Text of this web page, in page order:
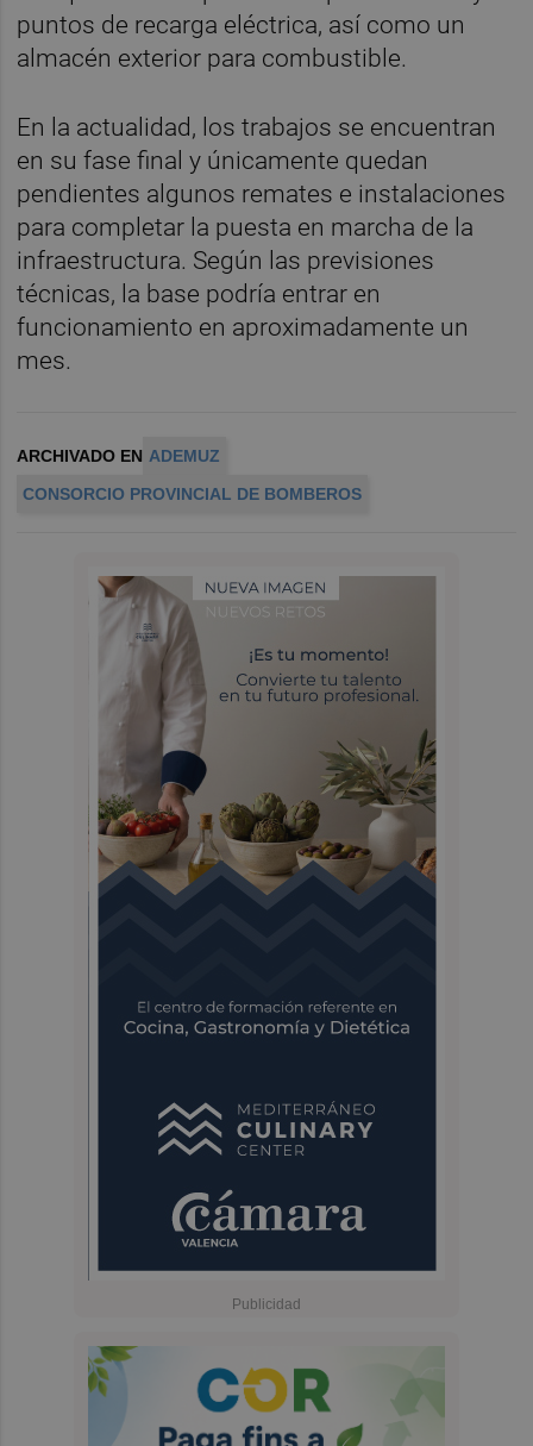
puntos de recarga eléctrica, así como un
almacén exterior para combustible.
En la actualidad, los trabajos se encuentran
en su fase final y únicamente quedan
pendientes algunos remates e instalaciones
para completar la puesta en marcha de la
infraestructura. Según las previsiones
técnicas, la base podría entrar en
funcionamiento en aproximadamente un
mes.
ARCHIVADO EN ADEMUZ
CONSORCIO PROVINCIAL DE BOMBEROS